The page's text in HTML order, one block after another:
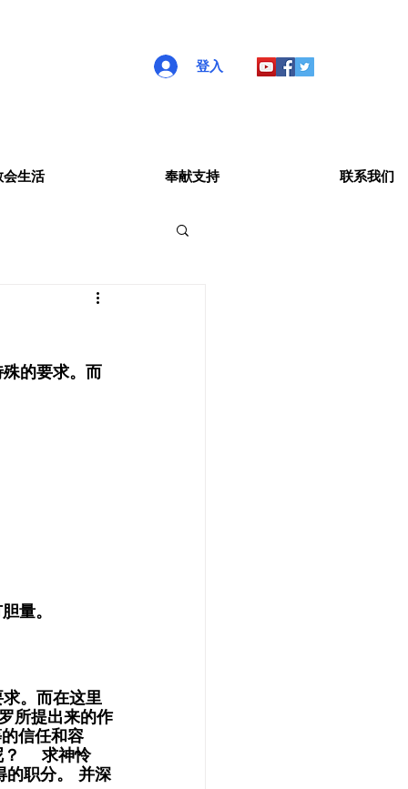
登入
会生活 奉献支持 联系我们
的要求。而
量。
。而在这里
所提出来的作
信任和容
？    求神怜
的职分。 并深